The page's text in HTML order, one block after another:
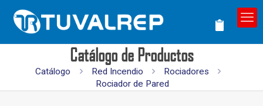
Catálogo de Productos
Catálogo Red Incendio
Rociadores
Rociador de Pared